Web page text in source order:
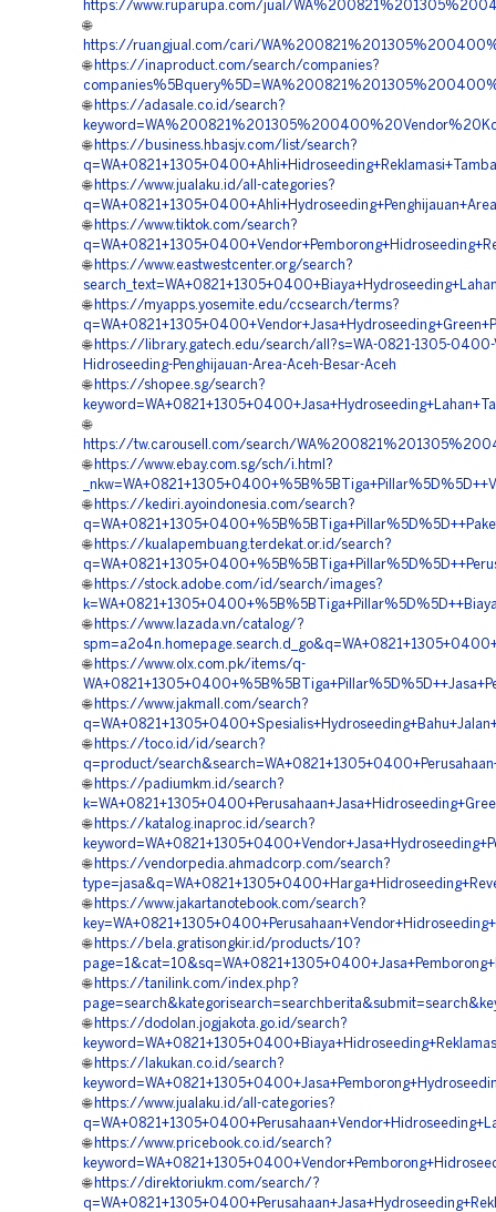
https://www.ruparupa.com/jual/
🌐
https://ruangjual.com/cari/
🌐 https://inaproduct.com/search/companies?
🌐 https://adasale.co.id/search?
🌐 https://business.hbasjv.com/list/search?
🌐 https://www.jualaku.id/all-categories?
🌐 https://www.tiktok.com/search?
🌐 https://www.eastwestcenter.org/search?
🌐 https://myapps.yosemite.edu/ccsearch/terms?
🌐 https://library.gatech.edu/search/all?s=WA-0821-1305-0400-
Hidroseeding-Penghijauan-Area-Aceh-Besar-Aceh
🌐 https://shopee.sg/search?
🌐
https://tw.carousell.com/search/
🌐 https://www.ebay.com.sg/sch/i.html?
🌐 https://kediri.ayoindonesia.com/search?
🌐 https://kualapembuang.terdekat.or.id/search?
🌐 https://stock.adobe.com/id/search/images?
🌐 https://www.lazada.vn/catalog/?
🌐 https://www.olx.com.pk/items/q-
🌐 https://www.jakmall.com/search?
🌐 https://toco.id/id/search?
q=product/
🌐 https://padiumkm.id/search?
🌐 https://katalog.inaproc.id/search?
🌐 https://vendorpedia.ahmadcorp.com/search?
🌐 https://www.jakartanotebook.com/search?
🌐 https://bela.gratisongkir.id/products/10?
🌐 https://tanilink.com/index.php?
🌐 https://dodolan.jogjakota.go.id/search?
🌐 https://lakukan.co.id/search?
🌐 https://www.jualaku.id/all-categories?
🌐 https://www.pricebook.co.id/search?
🌐 https://direktoriukm.com/search/?